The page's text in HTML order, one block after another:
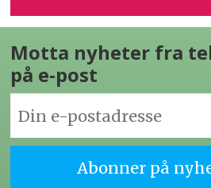
Motta nyheter fra
på e-post